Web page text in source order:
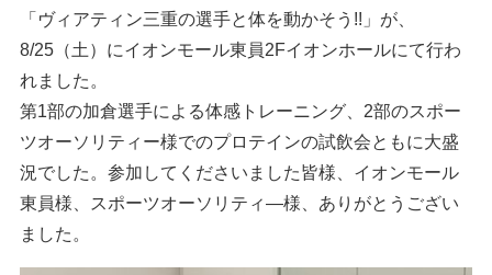
「ヴィアティン三重の選手と体を動かそう!!」が、
8/25（土）にイオンモール東員2Fイオンホールにて行わ
れました。
第1部の加倉選手による体感トレーニング、2部のスポー
ツオーソリティー様でのプロテインの試飲会ともに大盛
況でした。参加してくださいました皆様、イオンモール
東員様、スポーツオーソリティ―様、ありがとうござい
ました。